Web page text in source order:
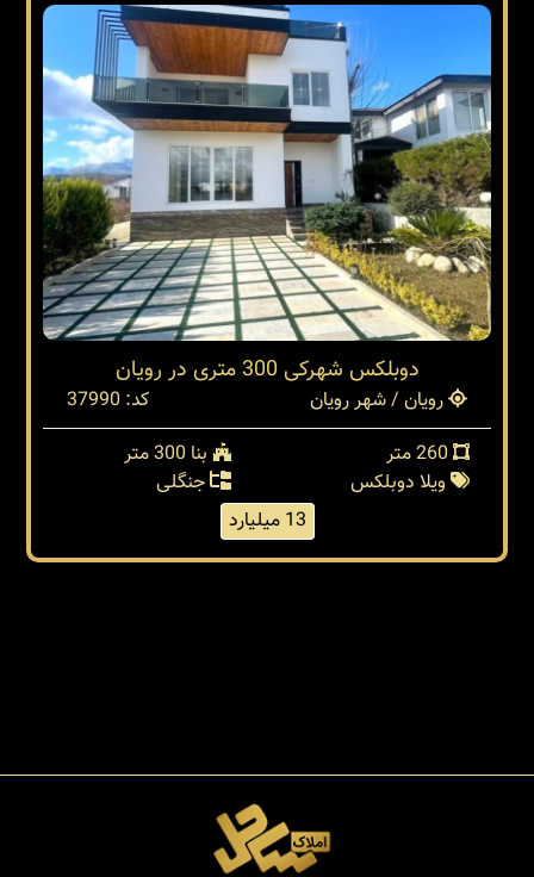
دوبلکس شهرکی 300 متری در رویان
رویان / شهر رویان
کد: 37990
بنا 300 متر
ویلا دوبلکس
جنگلی
13 میلیارد